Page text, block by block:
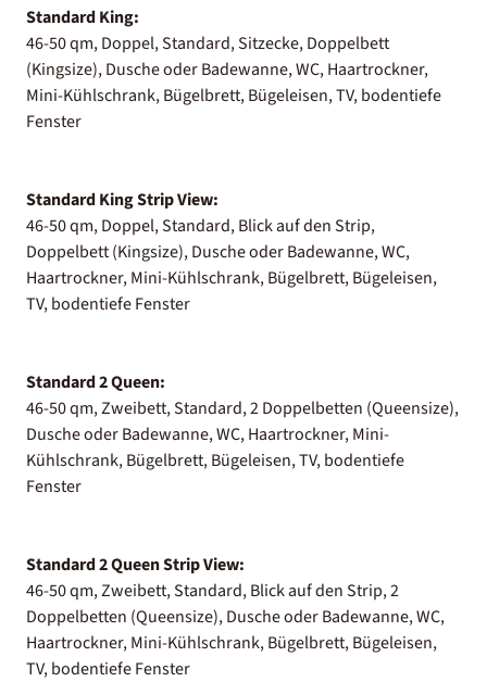
Standard King:
46-50 qm, Doppel, Standard, Sitzecke, Doppelbett
(Kingsize), Dusche oder Badewanne, WC, Haartrockner,
Mini-Kühlschrank, Bügelbrett, Bügeleisen, TV, bodentiefe
Fenster
Standard King Strip View:
46-50 qm, Doppel, Standard, Blick auf den Strip,
Doppelbett (Kingsize), Dusche oder Badewanne, WC,
Haartrockner, Mini-Kühlschrank, Bügelbrett, Bügeleisen,
TV, bodentiefe Fenster
Standard 2 Queen:
46-50 qm, Zweibett, Standard, 2 Doppelbetten (Queensize),
Dusche oder Badewanne, WC, Haartrockner, Mini-
Kühlschrank, Bügelbrett, Bügeleisen, TV, bodentiefe
Fenster
Standard 2 Queen Strip View:
46-50 qm, Zweibett, Standard, Blick auf den Strip, 2
Doppelbetten (Queensize), Dusche oder Badewanne, WC,
Haartrockner, Mini-Kühlschrank, Bügelbrett, Bügeleisen,
TV, bodentiefe Fenster